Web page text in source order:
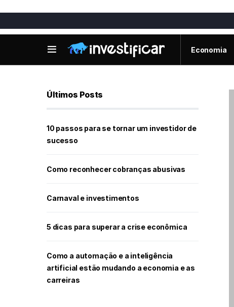
Economia
Últimos Posts
10 passos para se tornar um investidor de
sucesso
Como reconhecer cobranças abusivas
Carnaval e investimentos
5 dicas para superar a crise econômica
Como a automação e a inteligência
artificial estão mudando a economia e as
carreiras